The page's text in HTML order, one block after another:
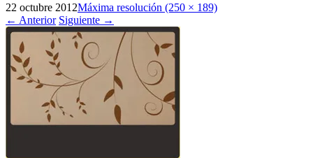
22 octubre 2012Máxima resolución (250 × 189)
← Anterior Siguiente →